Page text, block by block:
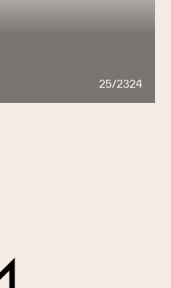
25/2324